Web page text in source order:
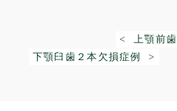
< 上顎前歯
下顎臼歯２本欠損症例 >